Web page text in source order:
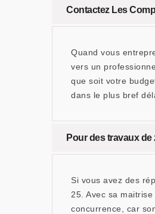
Contactez Les
Quand vous
vers un
que soit votre
dans le plus bref
Pour des travaux
Si vous avez des
25. Avec sa
concurrence, car